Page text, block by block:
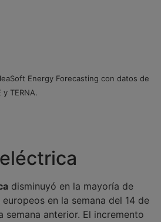
Energy Forecasting con datos de
y TERNA.
disminuyó en la mayoría de
en la semana del 14 de
semana anterior. El incremento